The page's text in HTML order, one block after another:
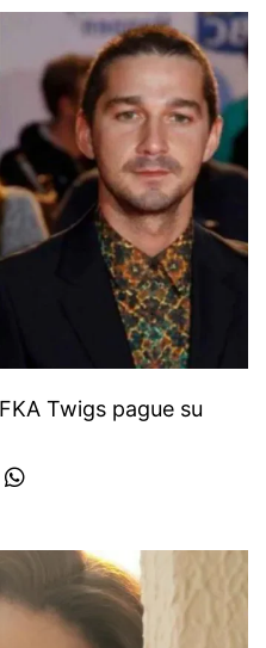
Twigs pague su